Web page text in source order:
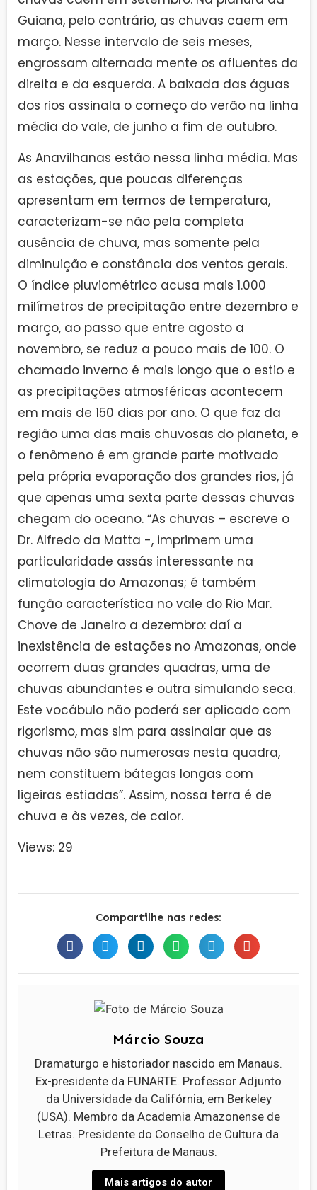
Guiana, pelo contrário, as chuvas caem em
março. Nesse intervalo de seis meses,
engrossam alternada mente os afluentes da
direita e da esquerda. A baixada das águas
dos rios assinala o começo do verão na linha
média do vale, de junho a fim de outubro.
As Anavilhanas estão nessa linha média. Mas
as estações, que poucas diferenças
apresentam em termos de temperatura,
caracterizam-se não pela completa
ausência de chuva, mas somente pela
diminuição e constância dos ventos gerais.
O índice pluviométrico acusa mais 1.000
milímetros de precipitação entre dezembro e
março, ao passo que entre agosto a
novembro, se reduz a pouco mais de 100. O
chamado inverno é mais longo que o estio e
as precipitações atmosféricas acontecem
em mais de 150 dias por ano. O que faz da
região uma das mais chuvosas do planeta, e
o fenômeno é em grande parte motivado
pela própria evaporação dos grandes rios, já
que apenas uma sexta parte dessas chuvas
chegam do oceano. “As chuvas – escreve o
Dr. Alfredo da Matta -, imprimem uma
particularidade assás interessante na
climatologia do Amazonas; é também
função característica no vale do Rio Mar.
Chove de Janeiro a dezembro: daí a
inexistência de estações no Amazonas, onde
ocorrem duas grandes quadras, uma de
chuvas abundantes e outra simulando seca.
Este vocábulo não poderá ser aplicado com
rigorismo, mas sim para assinalar que as
chuvas não são numerosas nesta quadra,
nem constituem bátegas longas com
ligeiras estiadas”. Assim, nossa terra é de
chuva e às vezes, de calor.
Views: 29
Compartilhe nas redes:
Márcio Souza
Dramaturgo e historiador nascido em Manaus.
Ex-presidente da FUNARTE. Professor Adjunto
da Universidade da Califórnia, em Berkeley
(USA). Membro da Academia Amazonense de
Letras. Presidente do Conselho de Cultura da
Prefeitura de Manaus.
Mais artigos do autor